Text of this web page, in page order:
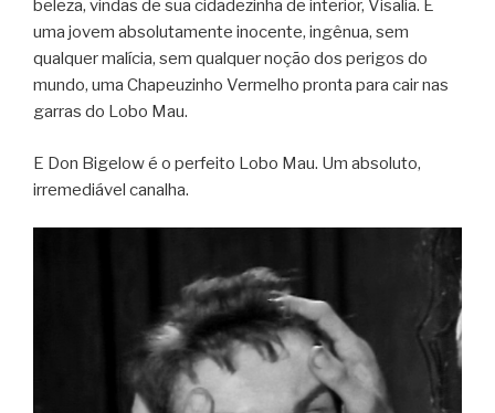
beleza, vindas de sua cidadezinha de interior, Visalia. É
uma jovem absolutamente inocente, ingênua, sem
qualquer malícia, sem qualquer noção dos perigos do
mundo, uma Chapeuzinho Vermelho pronta para cair nas
garras do Lobo Mau.
E Don Bigelow é o perfeito Lobo Mau. Um absoluto,
irremediável canalha.